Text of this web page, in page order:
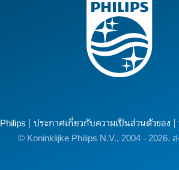
Philips ประกาศเกี่ยวกับความเป็นส่วนตัวของ
© Koninklijke Philips N.V., 2004 - 2026.